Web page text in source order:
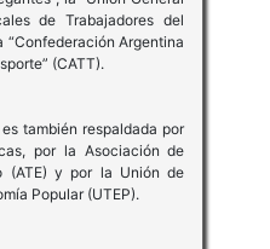
de Trabajadores del
“Confederación Argentina
(CATT).
también respaldada por
por la Asociación de
(ATE) y por la Unión de
Popular (UTEP).